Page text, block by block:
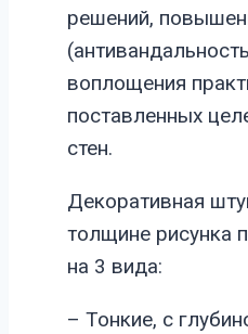
решений,
воплощения
поставленных
стен.
Декоративная
толщине рисунка
на 3 вида:
– Тонкие, с